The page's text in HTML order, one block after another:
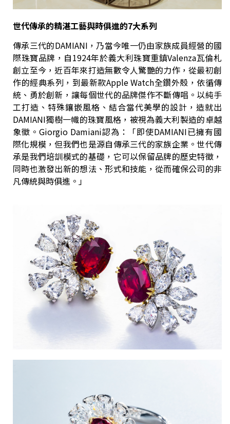
世代傳承的精湛工藝與時俱進的7大系列
傳承三代的DAMIANI，乃當今唯一仍由家族成員經營的國
際珠寶品牌，自1924年於義大利珠寶重鎮Valenza瓦倫札
創立至今，近百年來打造無數令人驚艷的力作，從最初創
作的經典系列，到最新款Apple Watch全鑽外殼，依循傳
統、勇於創新，讓每個世代的品牌傑作不斷傳唱。以純手
工打造、特殊鑲嵌風格、結合當代美學的設計，造就出
DAMIANI獨樹一幟的珠寶風格，被視為義大利製造的卓越
象徵。Giorgio Damiani認為：「即使DAMIANI已擁有國
際化規模，但我們也是源自傳承三代的家族企業。世代傳
承是我們培訓模式的基礎，它可以保留品牌的歷史特徵，
同時也激發出新的想法、形式和技能，從而確保公司的非
凡傳統與時俱進。」